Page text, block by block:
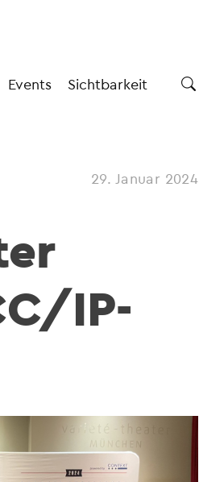
Events Sichtbarkeit
29. Januar 2024
IP-